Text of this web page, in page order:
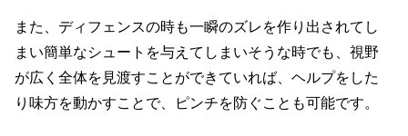
また、ディフェンスの時も一瞬のズレを作り出されてし
まい簡単なシュートを与えてしまいそうな時でも、視野
が広く全体を見渡すことができていれば、ヘルプをした
り味方を動かすことで、ピンチを防ぐことも可能です。